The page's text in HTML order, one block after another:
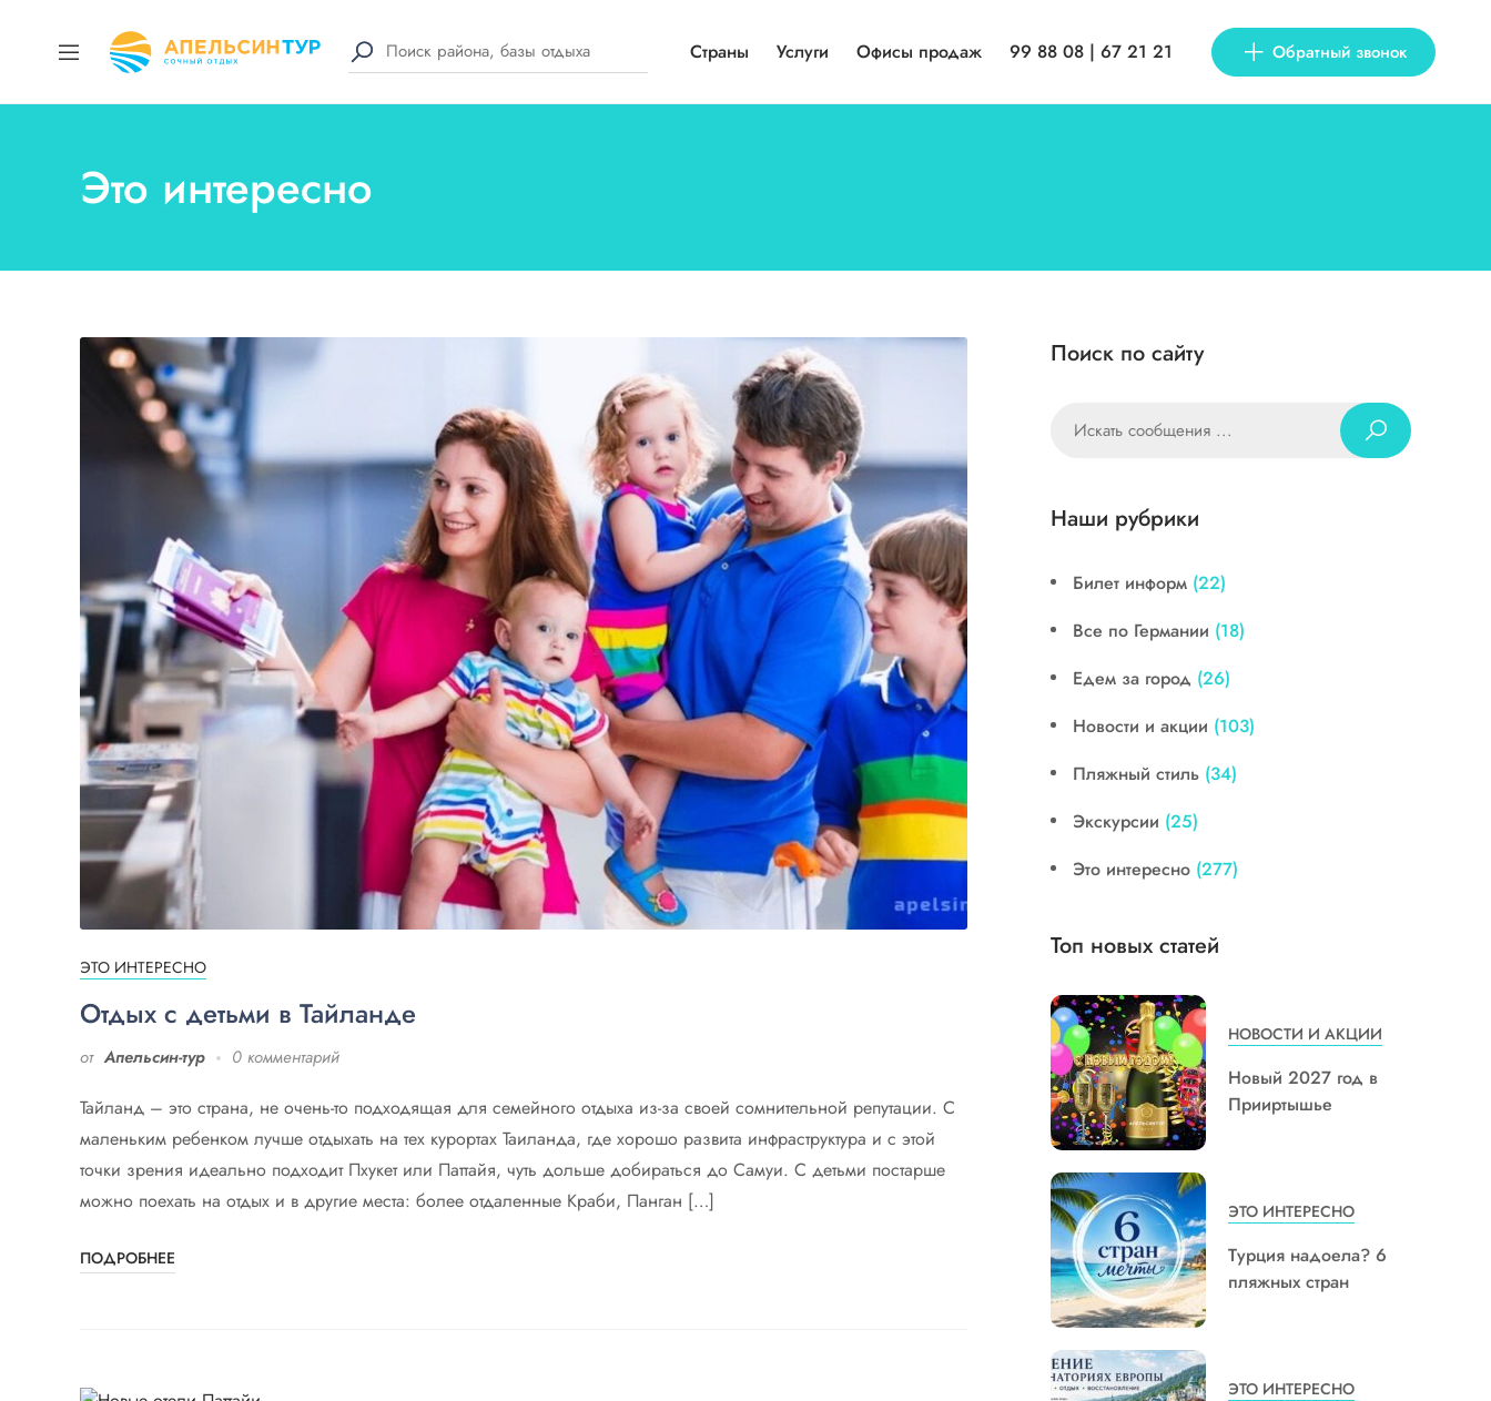
Страны Услуги Офисы продаж 99 88 08 | 67 21 21 Обратный звонок
Это интересно
ЭТО ИНТЕРЕСНО
Отдых с детьми в Тайланде
от Апельсин-тур 0 комментарий
Тайланд – это страна, не очень-то подходящая для семейного отдыха из-за своей сомнительной репутации. С
маленьким ребенком лучше отдыхать на тех курортах Таиланда, где хорошо развита инфраструктура и с этой
точки зрения идеально подходит Пхукет или Паттайя, чуть дольше добираться до Самуи. С детьми постарше
можно поехать на отдых и в другие места: более отдаленные Краби, Панган […]
ПОДРОБНЕЕ
Поиск по сайту
Наши рубрики
Билет информ (22)
Все по Германии (18)
Едем за город (26)
Новости и акции (103)
Пляжный стиль (34)
Экскурсии (25)
Это интересно (277)
Топ новых статей
НОВОСТИ И АКЦИИ
Новый 2027 год в
Прииртышье
ЭТО ИНТЕРЕСНО
Турция надоела? 6
пляжных стран
ЭТО ИНТЕРЕСНО